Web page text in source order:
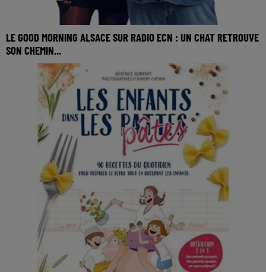
LE GOOD MORNING ALSACE SUR RADIO ECN : UN CHAT RETROUVE
SON CHEMIN...